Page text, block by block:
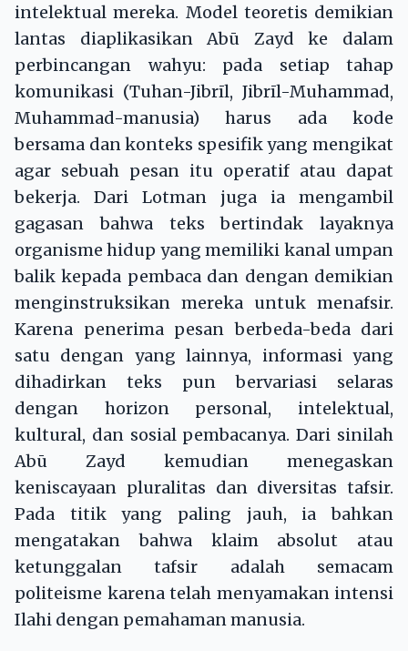
intelektual mereka. Model teoretis demikian
lantas diaplikasikan Abū Zayd ke dalam
perbincangan wahyu: pada setiap tahap
komunikasi (Tuhan-Jibrīl, Jibrīl-Muhammad,
Muhammad-manusia) harus ada kode
bersama dan konteks spesifik yang mengikat
agar sebuah pesan itu operatif atau dapat
bekerja. Dari Lotman juga ia mengambil
gagasan bahwa teks bertindak layaknya
organisme hidup yang memiliki kanal umpan
balik kepada pembaca dan dengan demikian
menginstruksikan mereka untuk menafsir.
Karena penerima pesan berbeda-beda dari
satu dengan yang lainnya, informasi yang
dihadirkan teks pun bervariasi selaras
dengan horizon personal, intelektual,
kultural, dan sosial pembacanya. Dari sinilah
Abū Zayd kemudian menegaskan
keniscayaan pluralitas dan diversitas tafsir.
Pada titik yang paling jauh, ia bahkan
mengatakan bahwa klaim absolut atau
ketunggalan tafsir adalah semacam
politeisme karena telah menyamakan intensi
Ilahi dengan pemahaman manusia.